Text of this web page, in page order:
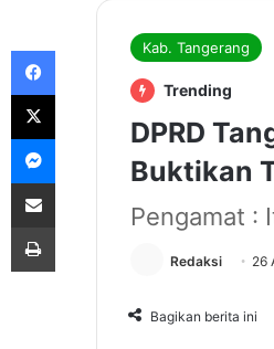
Kab. Tangerang
Trending
DPRD
Buktikan
Pengamat :
Redaksi 26
Bagikan berita ini
Messenger